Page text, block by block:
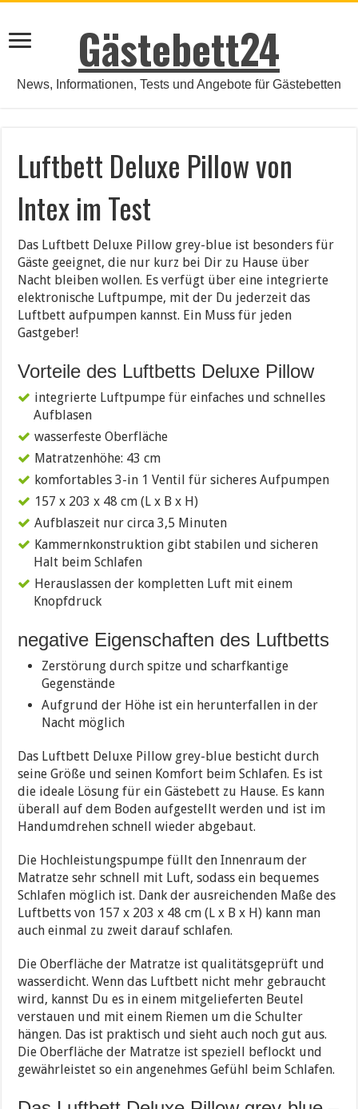
Gästebett24
News, Informationen, Tests und Angebote für Gästebetten
Luftbett Deluxe Pillow von
Intex im Test
Das Luftbett Deluxe Pillow grey-blue ist besonders für
Gäste geeignet, die nur kurz bei Dir zu Hause über
Nacht bleiben wollen. Es verfügt über eine integrierte
elektronische Luftpumpe, mit der Du jederzeit das
Luftbett aufpumpen kannst. Ein Muss für jeden
Gastgeber!
Vorteile des Luftbetts Deluxe Pillow
integrierte Luftpumpe für einfaches und schnelles
Aufblasen
wasserfeste Oberfläche
Matratzenhöhe: 43 cm
komfortables 3-in 1 Ventil für sicheres Aufpumpen
157 x 203 x 48 cm (L x B x H)
Aufblaszeit nur circa 3,5 Minuten
Kammernkonstruktion gibt stabilen und sicheren
Halt beim Schlafen
Herauslassen der kompletten Luft mit einem
Knopfdruck
negative Eigenschaften des Luftbetts
Zerstörung durch spitze und scharfkantige
Gegenstände
Aufgrund der Höhe ist ein herunterfallen in der
Nacht möglich
Das Luftbett Deluxe Pillow grey-blue besticht durch
seine Größe und seinen Komfort beim Schlafen. Es ist
die ideale Lösung für ein Gästebett zu Hause. Es kann
überall auf dem Boden aufgestellt werden und ist im
Handumdrehen schnell wieder abgebaut.
Die Hochleistungspumpe füllt den Innenraum der
Matratze sehr schnell mit Luft, sodass ein bequemes
Schlafen möglich ist. Dank der ausreichenden Maße des
Luftbetts von 157 x 203 x 48 cm (L x B x H) kann man
auch einmal zu zweit darauf schlafen.
Die Oberfläche der Matratze ist qualitätsgeprüft und
wasserdicht. Wenn das Luftbett nicht mehr gebraucht
wird, kannst Du es in einem mitgelieferten Beutel
verstauen und mit einem Riemen um die Schulter
hängen. Das ist praktisch und sieht auch noch gut aus.
Die Oberfläche der Matratze ist speziell beflockt und
gewährleistet so ein angenehmes Gefühl beim Schlafen.